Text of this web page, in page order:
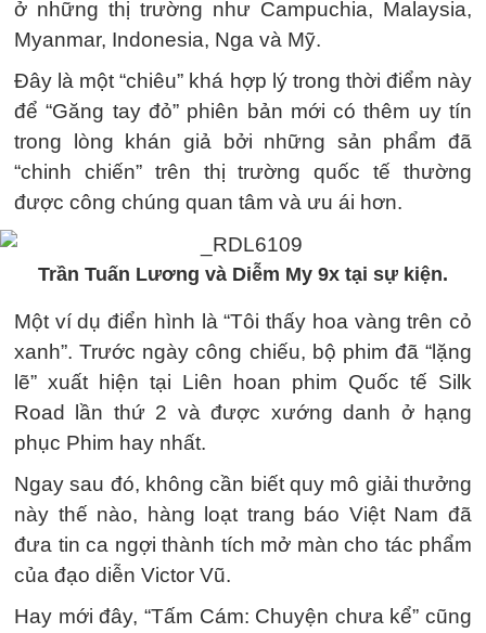
ở những thị trường như Campuchia, Malaysia,
Myanmar, Indonesia, Nga và Mỹ.
Đây là một “chiêu” khá hợp lý trong thời điểm này
để “Găng tay đỏ” phiên bản mới có thêm uy tín
trong lòng khán giả bởi những sản phẩm đã
“chinh chiến” trên thị trường quốc tế thường
được công chúng quan tâm và ưu ái hơn.
Trần Tuấn Lương và Diễm My 9x tại sự kiện.
Một ví dụ điển hình là “Tôi thấy hoa vàng trên cỏ
xanh”. Trước ngày công chiếu, bộ phim đã “lặng
lẽ” xuất hiện tại Liên hoan phim Quốc tế Silk
Road lần thứ 2 và được xướng danh ở hạng
phục Phim hay nhất.
Ngay sau đó, không cần biết quy mô giải thưởng
này thế nào, hàng loạt trang báo Việt Nam đã
đưa tin ca ngợi thành tích mở màn cho tác phẩm
của đạo diễn Victor Vũ.
Hay mới đây, “Tấm Cám: Chuyện chưa kể” cũng